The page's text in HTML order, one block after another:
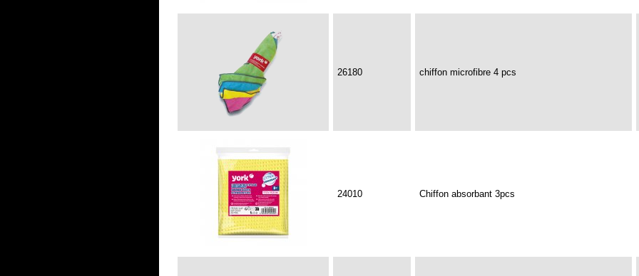
26180 chiffon microfibre 4 pcs
24010 Chiffon absorbant 3pcs